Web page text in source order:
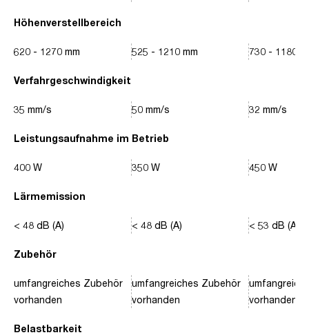
Höhenverstellbereich
Verfahrgeschwindigkeit
Leistungsaufnahme im Betrieb
Lärmemission
Zubehör
Belastbarkeit
620 - 1270 mm
35 mm/s
400 W
< 48 dB (A)
umfangreiches Zubehör
vorhanden
525 - 1210 mm
50 mm/s
350 W
< 48 dB (A)
umfangreiches Zubehör
vorhanden
730 - 1180
32 mm/s
450 W
< 53 dB (A)
vorhanden